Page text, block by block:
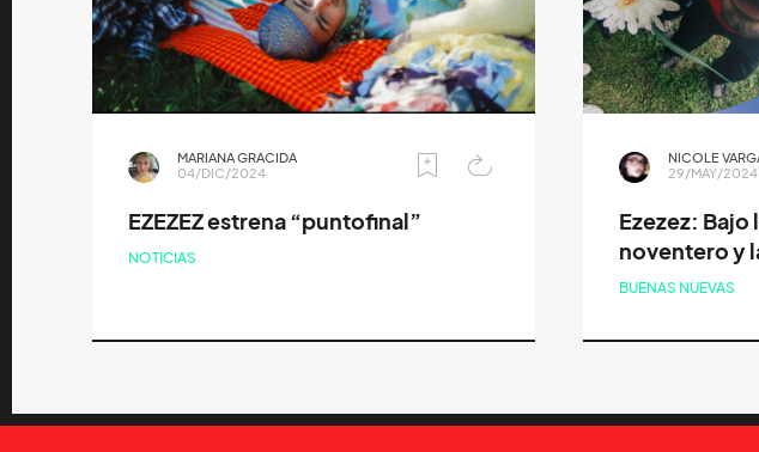
MARIANA GRACIDA
04/DIC/2024
EZEZEZ estrena “puntofinal”
NOTICIAS
NICOLE
29/MAY/2024
Ezezez:
noventero y
BUENAS NUEVAS